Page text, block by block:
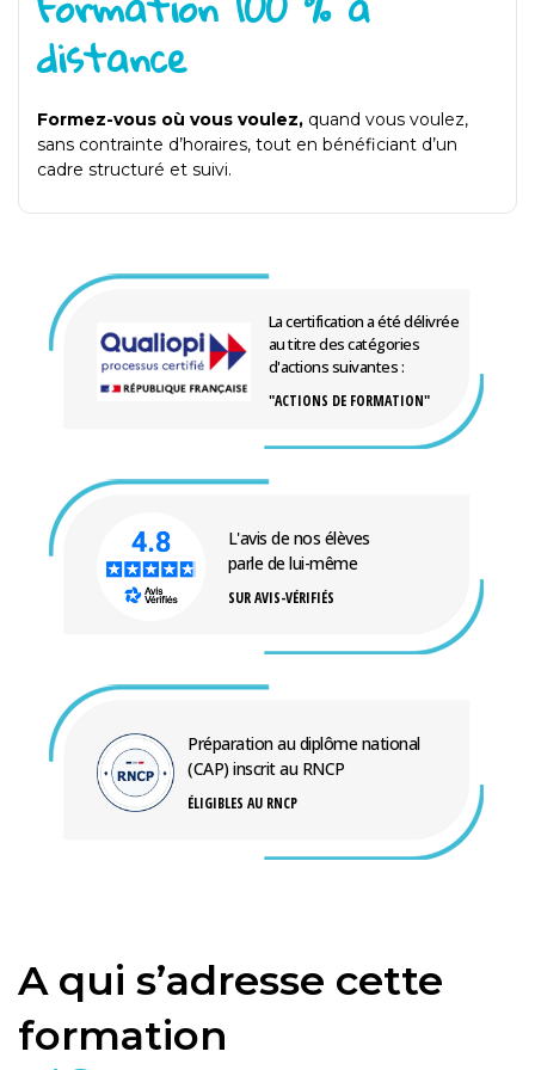
distance
Formez-vous où vous voulez, quand vous voulez,
sans contrainte d’horaires, tout en bénéficiant d’un
cadre structuré et suivi.
La certification a été délivrée
au titre des catégories
d'actions suivantes :
"ACTIONS DE FORMATION"
L'avis de nos élèves
parle de lui-même
SUR AVIS-VÉRIFIÉS
Préparation au diplôme national
(CAP) inscrit au RNCP
ÉLIGIBLES AU RNCP
A qui s’adresse cette
formation